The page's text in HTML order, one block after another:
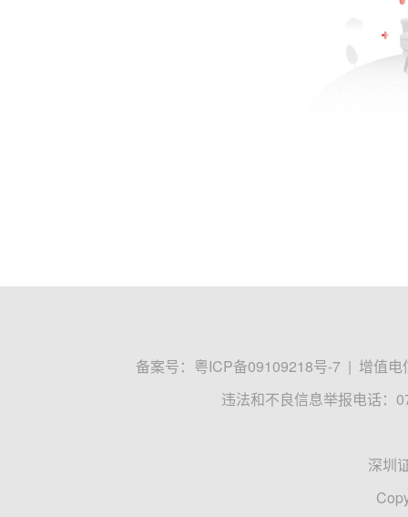
备案号： 粤ICP备09109218号-7 | 增值电
违法和不良信息举报电话：
深圳